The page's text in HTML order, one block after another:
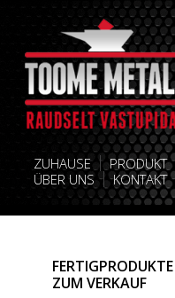
ZUHAUSE PRODUKT
ÜBER UNS
KONTAKT
FERTIGPRODUKTE
ZUM VERKAUF